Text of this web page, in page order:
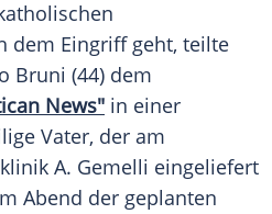
dem Eingriff geht, teilte
Bruni (44) dem
News" in einer
Vater, der am
A. Gemelli eingeliefert
Abend der geplanten